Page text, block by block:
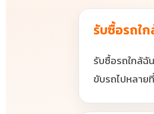
รับซื้อรถใก
รับซื้อรถใกล้ฉั
ขับรถไปหลาย